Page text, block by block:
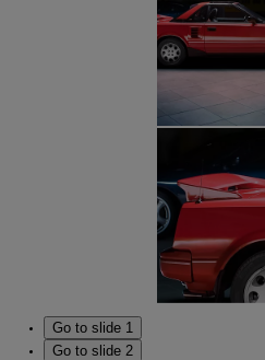
Go to slide 1
Go to slide 2